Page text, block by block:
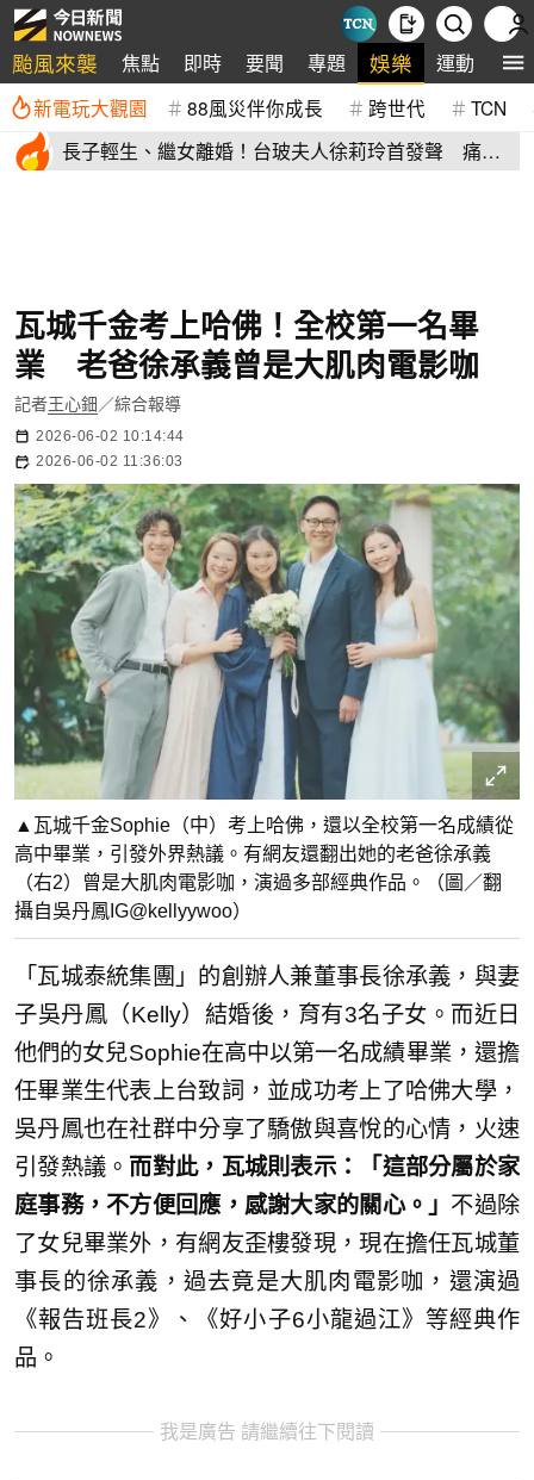
颱風來襲 焦點 即時 要聞 專題 娛樂 運動 全
新電玩大觀園 88風災伴你成長 跨世代 TCN
長子輕生、繼女離婚！台玻夫人徐莉玲首發聲 痛揭
瓦城千金考上哈佛！全校第一名畢
業 老爸徐承義曾是大肌肉電影咖
記者王心鈿 ／綜合報導
2026-06-02 10:14:44
2026-06-02 11:36:03
▲瓦城千金Sophie（中）考上哈佛，還以全校第一名成績從
高中畢業，引發外界熱議。有網友還翻出她的老爸徐承義
（右2）曾是大肌肉電影咖，演過多部經典作品。（圖／翻
攝自吳丹鳳IG@kellyywoo）
「瓦城泰統集團」的創辦人兼董事長徐承義，與妻
子吳丹鳳（Kelly）結婚後，育有3名子女。而近日
他們的女兒Sophie在高中以第一名成績畢業，還擔
任畢業生代表上台致詞，並成功考上了哈佛大學，
吳丹鳳也在社群中分享了驕傲與喜悅的心情，火速
引發熱議。 而對此，瓦城則表示：「這部分屬於家
庭事務，不方便回應，感謝大家的關心。」 不過除
了女兒畢業外，有網友歪樓發現，現在擔任瓦城董
事長的徐承義，過去竟是大肌肉電影咖，還演過
《報告班長2》、《好小子6小龍過江》等經典作
品。
我是廣告 請繼續往下閱讀